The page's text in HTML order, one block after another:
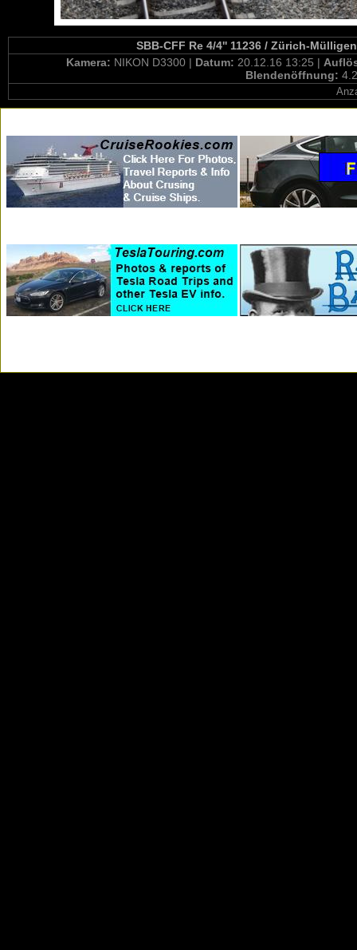
SBB-CFF Re 4/4'' 11236 / Zürich-
Kamera: NIKON D3300 | Datum: 20.12.16 13:25 |
Blendenöffnung: